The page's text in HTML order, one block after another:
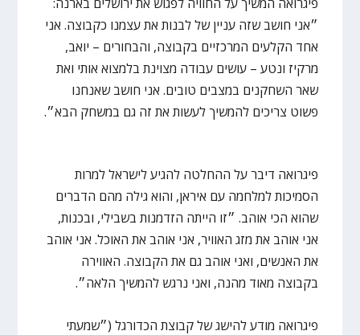
״אני חושב שזה עניין של לבנות את עצמנו כקבוצה. אני
אחד הקלעים המרכזיים בקבוצה, והבחורים – יואב,
מרקיז ונטע – עושים עבודה מצוינת בלמצוא אותי ואת
שאר השחקנים במצבים טובים. אני חושב שאנחנו
פשוט צריכים להמשיך לעשות את זה גם במשחק הבא״.
פיגרואה דיבר על ההחלטה להגיע לישראל למרות
הסמיכות למלחמה עם איראן, והוא גילה מהם הדברים
שהוא הכי אוהב. ״זו הייתה הזדמנות בשבילי, ובכנות,
אני אוהב את מזג האוויר, אני אוהב את האוכל. אני אוהב
את האנשים, ואני אוהב גם את הקבוצה. האווירה
בקבוצה מאוד מהנה, ואני נרגש להמשיך הלאה״.
פיגרואה מודע להישג של קבוצת הכדורגל (״שמעתי